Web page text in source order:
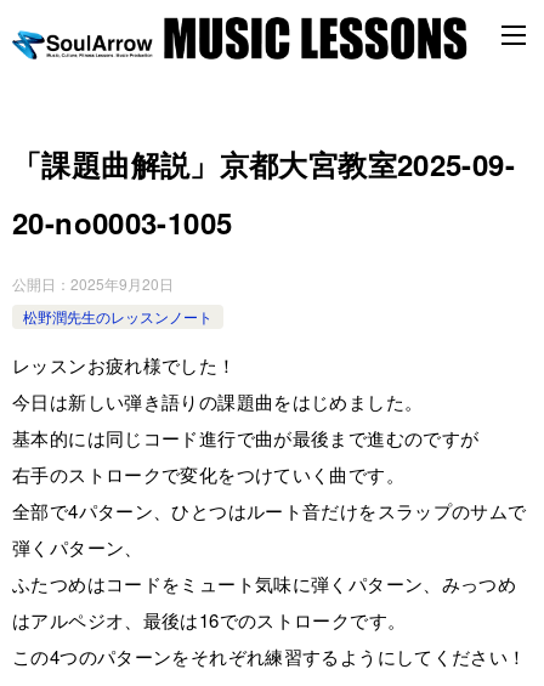
「課題曲解説」京都大宮教室2025-09-
20-no0003-­1005
公開日： 2025年9月20日
松野潤先生のレッスンノート
レッスンお疲れ様でした！
今日は新しい弾き語りの課題曲をはじめました。
基本的には同じコード進行で曲が最後まで進むのですが
右手のストロークで変化をつけていく曲です。
全部で4パターン、ひとつはルート音だけをスラップのサムで
弾くパターン、
ふたつめはコードをミュート気味に弾くパターン、みっつめ
はアルペジオ、最後は16でのストロークです。
この4つのパターンをそれぞれ練習するようにしてください！